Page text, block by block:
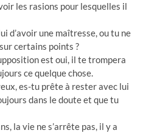
les rasions pour lesquelles il
d’avoir une maîtresse, ou tu ne
certains points ?
est oui, il te trompera
ce quelque chose.
es-tu prête à rester avec lui
dans le doute et que tu
la vie ne s’arrête pas, il y a